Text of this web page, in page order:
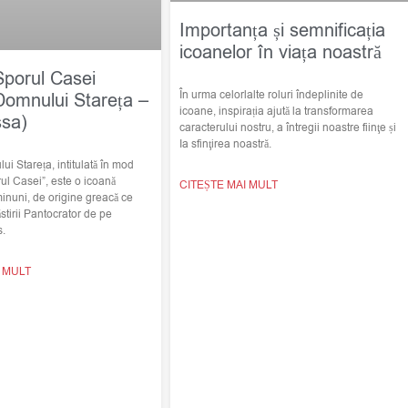
Casei
Stareța –
Stareța, intitulată în mod
Casei”, este o icoană
de origine greacă ce
Pantocrator de pe
Importanța și semnificația
icoanelor în viața noastră
În urma celorlalte roluri îndeplinite de
icoane, inspirația ajută la transformarea
caracterului nostru, a întregii noastre fiinţe și
Ia sfinţirea noastră.
CITEȘTE MAI MULT